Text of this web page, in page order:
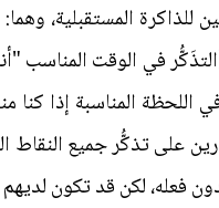
للذاكرة المستقبلية،
في الوقت
اللحظة المناسبة إذا
على تذكُّر جميع النقاط
فعله، لكن قد تكون